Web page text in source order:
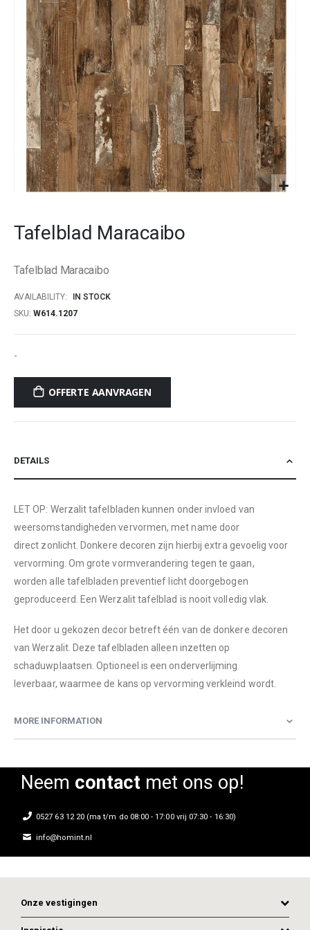
images
gallery
the
the
gallery
Tafelblad Maracaibo
Tafelblad Maracaibo
AVAILABILITY:
IN STOCK
SKU W614.1207
-
OFFERTE AANVRAGEN
DETAILS
LET OP: Werzalit tafelbladen kunnen onder invloed van
weersomstandigheden vervormen, met name door
direct zonlicht. Donkere decoren zijn hierbij extra gevoelig voor
vervorming. Om grote vormverandering tegen te gaan,
worden alle tafelbladen preventief licht doorgebogen
geproduceerd. Een Werzalit tafelblad is nooit volledig vlak.
Het door u gekozen decor betreft één van de donkere decoren
van Werzalit. Deze tafelbladen alleen inzetten op
schaduwplaatsen. Optioneel is een onderverlijming
leverbaar, waarmee de kans op vervorming verkleind wordt.
MORE INFORMATION
Neem contactmet ons op!
0527 63 12 20 (ma t/m do 08:00 - 17:00 vrij 07:30 - 16:30)
info@homint.nl
Onze vestigingen